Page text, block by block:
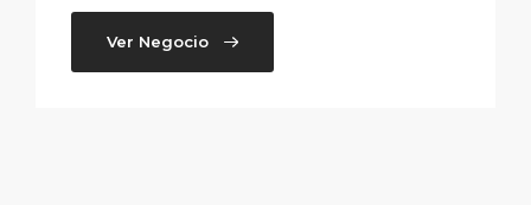
Ver Negocio